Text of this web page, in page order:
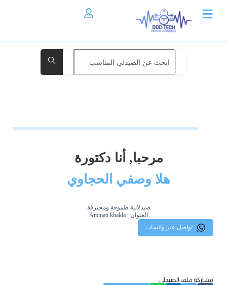
مرحبا, أنا دكتورة
هلا وصفي الحجاوي
صيدلانية طموحة ومحترفة
العنوان : Amman khalda
تواصل عبر واتساب
مشاركة ملف الصيدلي: